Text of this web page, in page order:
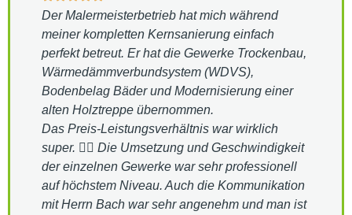
Der Malermeisterbetrieb hat mich während
meiner kompletten Kernsanierung einfach
perfekt betreut. Er hat die Gewerke Trockenbau,
Wärmedämmverbundsystem (WDVS),
Bodenbelag Bäder und Modernisierung einer
alten Holztreppe übernommen.
Das Preis-Leistungsverhältnis war wirklich
super. 👍🏻 Die Umsetzung und Geschwindigkeit
der einzelnen Gewerke war sehr professionell
auf höchstem Niveau. Auch die Kommunikation
mit Herrn Bach war sehr angenehm und man ist